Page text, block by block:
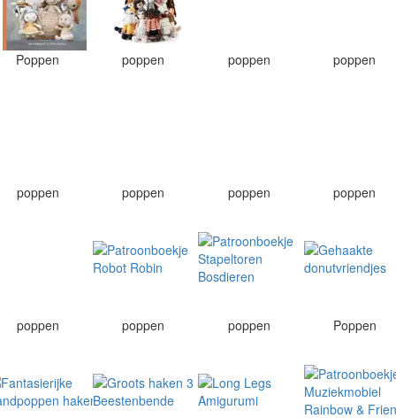
Poppen poppen poppen poppen
poppen poppen poppen poppen
poppen poppen poppen Poppen